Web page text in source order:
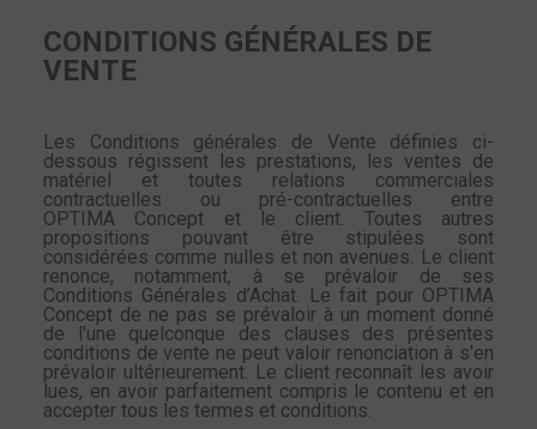
CONDITIONS GÉNÉRALES DE
VENTE
Les Conditions générales de Vente définies ci-
dessous régissent les prestations, les ventes de
matériel et toutes relations commerciales
contractuelles ou pré-contractuelles entre
OPTIMA Concept et le client. Toutes autres
propositions pouvant être stipulées sont
considérées comme nulles et non avenues. Le client
renonce, notamment, à se prévaloir de ses
Conditions Générales d’Achat. Le fait pour OPTIMA
Concept de ne pas se prévaloir à un moment donné
de l'une quelconque des clauses des présentes
conditions de vente ne peut valoir renonciation à s'en
prévaloir ultérieurement. Le client reconnaît les avoir
lues, en avoir parfaitement compris le contenu et en
accepter tous les termes et conditions.